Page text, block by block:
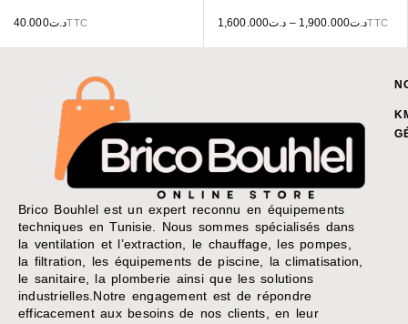
د.ت40.000 TTC د.ت1,600.000 – د.ت1,900.000 TTC
Brico Bouhlel est un expert reconnu en équipements
techniques en Tunisie. Nous sommes spécialisés dans
la ventilation et l’extraction, le chauffage, les pompes,
la filtration, les équipements de piscine, la climatisation,
le sanitaire, la plomberie ainsi que les solutions
industrielles.Notre engagement est de répondre
efficacement aux besoins de nos clients, en leur